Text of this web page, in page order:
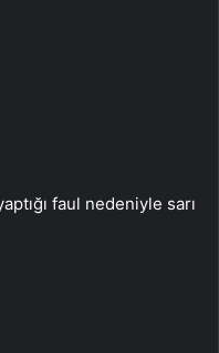
faul nedeniyle sarı